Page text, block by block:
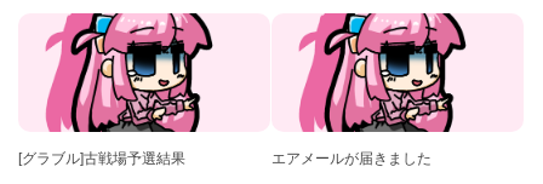
[グラブル]古戦場予選結果 エアメールが届きました